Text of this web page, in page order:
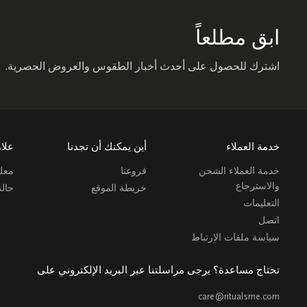
ابق مطلعاً
اشترك للحصول على أحدث أخبار الطقوس والعروض الحصرية.
خدمة العملاء
خدمة العملاء الشحن
والاسترجاع
التعليمات
اتصل
سياسة ملفات الارتباط
أين يمكنك أن تجدنا
فروعنا
خريطة الموقع
تحتاج مساعدة؟ يرجى مراسلتنا عبر البريد الإلكتروني على
care@ritualsme.com